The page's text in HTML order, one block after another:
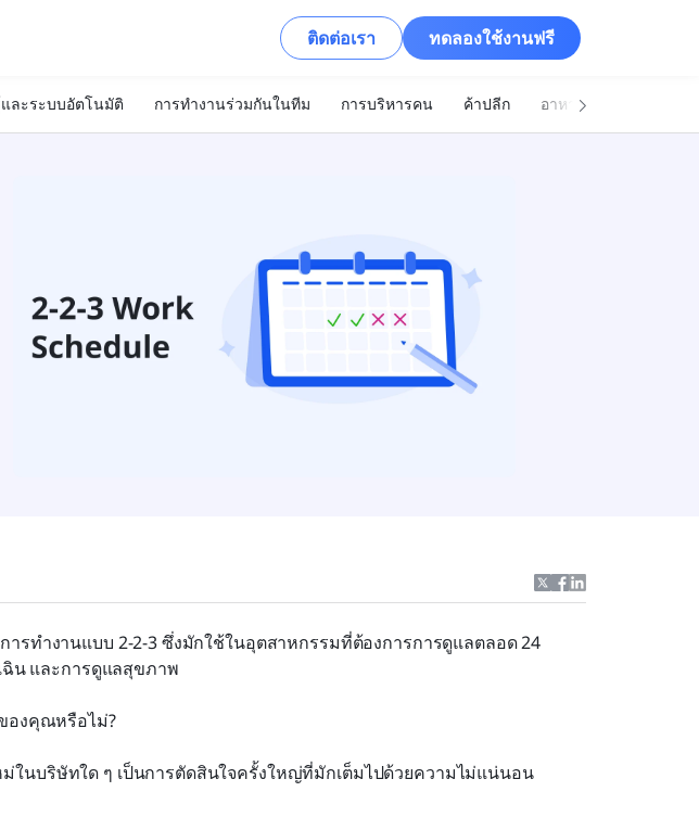
ติดต่อเรา ทดลองใช้งานฟรี
ละระบบอัตโนมัติ การทำงานร่วมกันในทีม การบริหารคน ค้าปลีก อาหารและเครื่องดื่ม
ารทำงานแบบ 2-2-3 ซึ่งมักใช้ในอุตสาหกรรมที่ต้องการการดูแลตลอด 24
ฉิน และการดูแลสุขภาพ
องคุณหรือไม่?
ในบริษัทใด ๆ เป็นการตัดสินใจครั้งใหญ่ที่มักเต็มไปด้วยความไม่แน่นอน